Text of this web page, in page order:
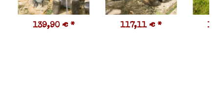
139,90 € * 117,11 € *